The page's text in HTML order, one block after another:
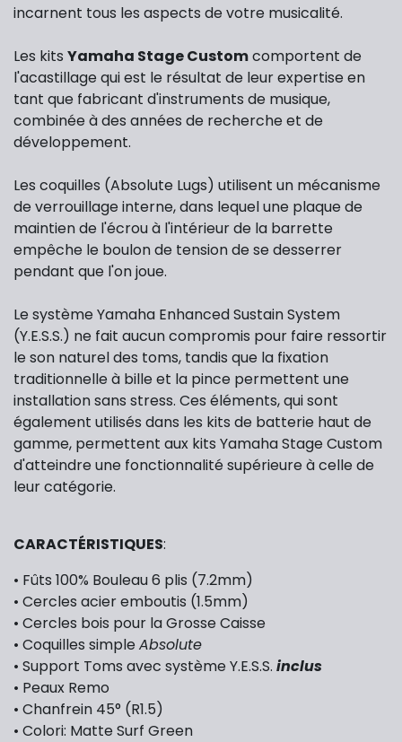
incarnent tous les aspects de votre musicalité.
Les kits Yamaha Stage Customcomportent de
l'acastillage qui est le résultat de leur expertise en
tant que fabricant d'instruments de musique,
combinée à des années de recherche et de
développement.
Les coquilles (Absolute Lugs) utilisent un mécanisme
de verrouillage interne, dans lequel une plaque de
maintien de l'écrou à l'intérieur de la barrette
empêche le boulon de tension de se desserrer
pendant que l'on joue.
Le système Yamaha Enhanced Sustain System
(Y.E.S.S.) ne fait aucun compromis pour faire ressortir
le son naturel des toms, tandis que la fixation
traditionnelle à bille et la pince permettent une
installation sans stress. Ces éléments, qui sont
également utilisés dans les kits de batterie haut de
gamme, permettent aux kits Yamaha Stage Custom
d'atteindre une fonctionnalité supérieure à celle de
leur catégorie.
CARACTÉRISTIQUES:
• Fûts 100% Bouleau 6 plis (7.2mm)
• Cercles acier emboutis (1.5mm)
• Cercles bois pour la Grosse Caisse
• Coquilles simple Absolute
• Support Toms avec système Y.E.S.S. inclus
• Peaux Remo
• Chanfrein 45° (R1.5)
• Colori: Matte Surf Green